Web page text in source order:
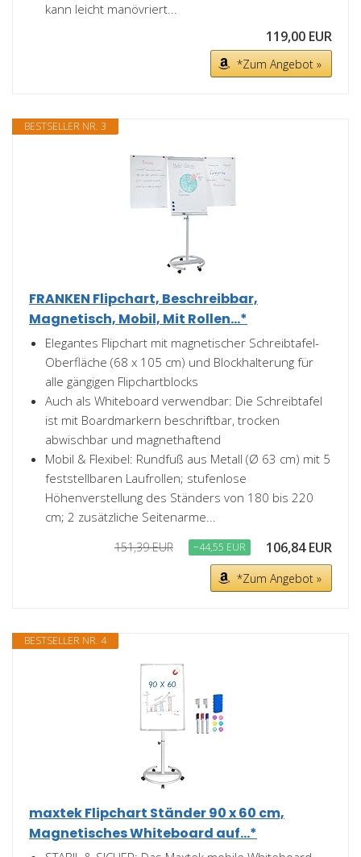
kann leicht manövriert...
119,00 EUR
*Zum Angebot »
BESTSELLER NR. 3
FRANKEN Flipchart, Beschreibbar,
Magnetisch, Mobil, Mit Rollen...*
Elegantes Flipchart mit magnetischer Schreibtafel-
Oberfläche (68 x 105 cm) und Blockhalterung für
alle gängigen Flipchartblocks
Auch als Whiteboard verwendbar: Die Schreibtafel
ist mit Boardmarkern beschriftbar, trocken
abwischbar und magnethaftend
Mobil & Flexibel: Rundfuß aus Metall (Ø 63 cm) mit 5
feststellbaren Laufrollen; stufenlose
Höhenverstellung des Ständers von 180 bis 220
cm; 2 zusätzliche Seitenarme...
151,39 EUR −44,55 EUR 106,84 EUR
*Zum Angebot »
BESTSELLER NR. 4
maxtek Flipchart Ständer 90 x 60 cm,
Magnetisches Whiteboard auf...*